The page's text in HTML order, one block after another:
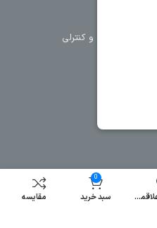
تجهیزات حفاظتی و کنترلی
لیست علاقمندی
0
سبد خرید مقایسه